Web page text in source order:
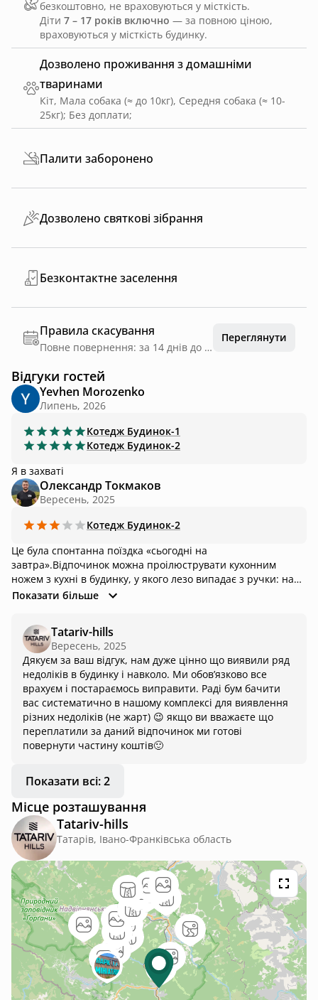
Дозволено проживання з домашніми
тваринами
Кіт, Мала собака (≈ до 10кг), Середня собака (≈ 10-
25кг); Без доплати;
безкоштовно, не враховуються у місткість.
Діти 7 – 17 років включно — за повною ціною,
враховуються у місткість будинку.
Палити заборонено
Дозволено святкові зібрання
Безконтактне заселення
Правила скасування
Повне повернення: за 14 днів до дати заїзду
Переглянути
Відгуки гостей
Yevhen Morozenko
Липень, 2026
Котедж Будинок-1
Котедж Будинок-2
Я в захваті
Олександр Токмаков
Вересень, 2025
Котедж Будинок-2
Це була спонтанна поїздка «сьогодні на
завтра».Відпочинок можна проілюструвати кухонним
ножем з кухні в будинку, у якого лезо випадає з ручки: наче
ніж, але якось не так. Так і в Татарів Хіллс – відпочинок
дружиною і немовлям оселилися у 7-місному будинку,
одразу пішли в басейн. Вода ні холодна, ні тепла, лежаки
без матраців, під сонячними панелями без тіні. Після
купання шашлик на веранді – зустрічають дрова,
госпбудівлі, шум «асіків». Мангал без кришки, гойдалка з
порваним навісом. Веранда мала: столик годиться для
кави, але не вечері. В залі телевізора немає, лише стіл,
диван і гойдалки. Гарний краєвид із панорамного вікна й
електрошторами, але вікно зламане. Відкриваних вікон
майже немає, рекуперації теж. Москітних сіток немає.
посудомийки й кавоварки немає, воду з крану пити не
скрізь, але хаотично підключені. Будинки чисті, але радше
«холостяцькі» – мінімум зручностей. Нюансів безліч, але на
відпочинку стараєшся не зважати. (скорочений відгук бо
тут ліміт на 1200 символів)
Показати більше
Tatariv-hills
Вересень, 2025
Дякуєм за ваш відгук, нам дуже цінно що виявили ряд
недоліків в будинку і навколо. Ми обовʼязково все
врахуєм і постараємось виправити. Раді бум бачити
вас систематично в нашому комплексі для виявлення
різних недоліків (не жарт) 😉 якщо ви вважаєте що
переплатили за даний відпочинок ми готові
повернути частину коштів🙂
Показати всі: 2
Місце розташування
Tatariv-hills
Татарів, Івано-Франківська область